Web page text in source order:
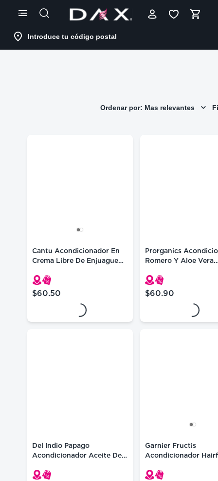
Introduce tu código postal
Ordenar por: Mas relevantes
Cantu Acondicionador En
Crema Libre De Enjuague
$60.50
precio actual $60.50
Loading...
Prorganics
Romero Y Aloe Vera
$60.90
precio actual
Loading...
Del Indio Papago
Acondicionador Aceite De
Garnier Fructis
Acondicionador
Cabello Rizado 300